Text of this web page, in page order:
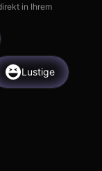
in Ihrem
Lustige